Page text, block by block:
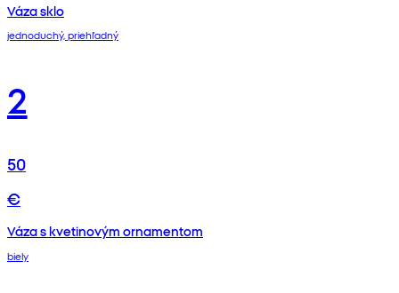
Váza sklo
jednoduchý, priehľadný
2
50
€
Váza s kvetinovým ornamentom
biely